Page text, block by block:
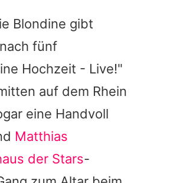
Blondine gibt
fünf
Hochzeit - Live!"
auf dem Rhein
eine Handvoll
Matthias
der Stars-